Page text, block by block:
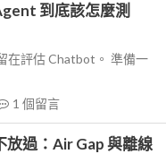
到底該怎麼測
在評估 Chatbot。 準備一
1 個留言
過：Air Gap 與離線